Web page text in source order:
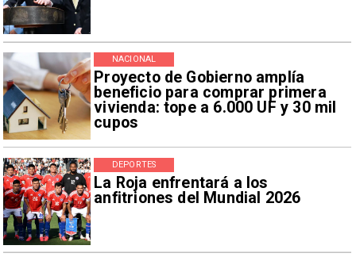
Proyecto de Gobierno amplía
beneficio para comprar primera
vivienda: tope a 6.000 UF y 30 mil
cupos
NACIONAL
La Roja enfrentará a los
anfitriones del Mundial 2026
DEPORTES